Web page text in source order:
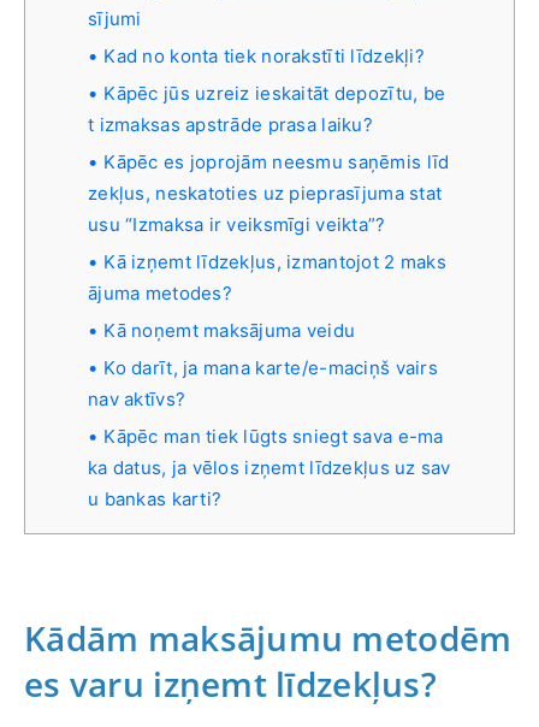
sījumi
Kad no konta tiek norakstīti līdzekļi?
Kāpēc jūs uzreiz ieskaitāt depozītu, be
t izmaksas apstrāde prasa laiku?
Kāpēc es joprojām neesmu saņēmis līd
zekļus, neskatoties uz pieprasījuma stat
usu “Izmaksa ir veiksmīgi veikta”?
Kā izņemt līdzekļus, izmantojot 2 maks
ājuma metodes?
Kā noņemt maksājuma veidu
Ko darīt, ja mana karte/e-maciņš vairs
nav aktīvs?
Kāpēc man tiek lūgts sniegt sava e-ma
ka datus, ja vēlos izņemt līdzekļus uz sav
u bankas karti?
Kādām maksājumu metodēm
es varu izņemt līdzekļus?